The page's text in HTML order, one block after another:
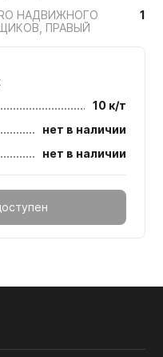
НАДВИЖНОГО
ПРАВЫЙ
1
10 к/т
нет в наличии
нет в наличии